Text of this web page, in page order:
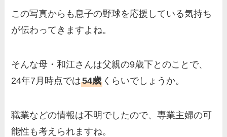
この写真からも息子の野球を応援している気持ち
が伝わってきますよね。
そんな母・和江さんは父親の9歳下とのことで、
24年7月時点では54歳 くらいでしょうか。
職業などの情報は不明でしたので、専業主婦の可
能性も考えられますね。